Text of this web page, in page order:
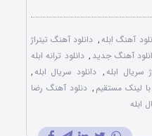
آهنگ ابله, دانلود آهنگ تیتراژ
آهنگ جدید , دانلود ترانه ابله
سریال ابله, دانلود سریال ابله,
لینک مستقیم , دنلود آهنگ رضا
ابله